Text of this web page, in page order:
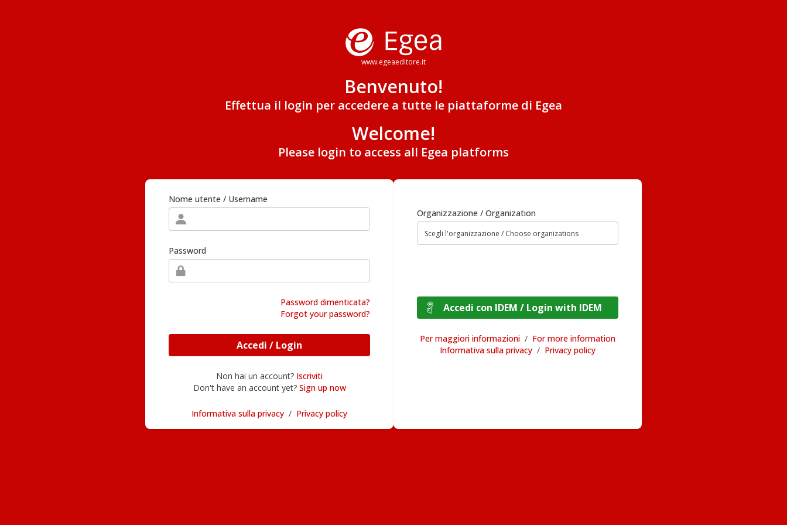
www.egeaeditore.it
Benvenuto!
Effettua il login per accedere a tutte le piattaforme di Egea
Welcome!
Please login to access all Egea platforms
Nome utente / Username
Password
Password dimenticata?
Forgot your password?
Accedi / Login
Non hai un account? Iscriviti
Don't have an account yet? Sign up now
Informativa sulla privacy / Privacy policy
Organizzazione / Organization
Accedi con IDEM / Login with IDEM
Per maggiori informazioni / For more information
Informativa sulla privacy / Privacy policy